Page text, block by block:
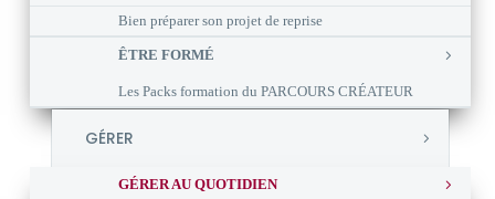
Bien préparer son projet de reprise
ÊTRE FORMÉ
Les Packs formation du PARCOURS CRÉATEUR
GÉRER
GÉRER AU QUOTIDIEN